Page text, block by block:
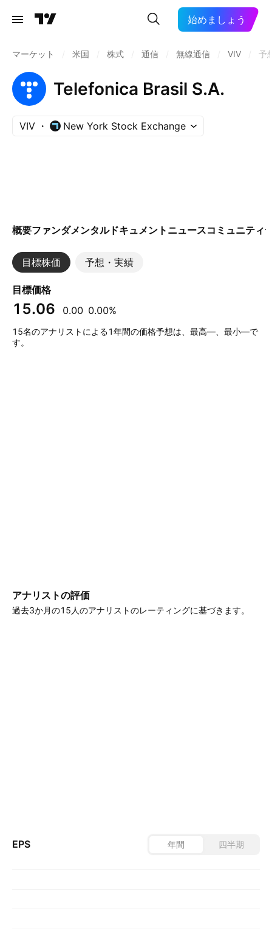
始めましょう
マーケット 米国 株式 通信 無線通信 VIV 予
Telefonica Brasil S.A.
VIV New York Stock Exchange
概要ファンダメンタルドキュメント ニュースコミュニティ
目標株価 予想・実績
目標価格
15.06 0.00 0.00%
15名のアナリストによる1年間の価格予想は、最高—、最小—で
す。
アナリストの評価
過去3か月の15人のアナリストのレーティングに基づきます。
EPS 年間 四半期